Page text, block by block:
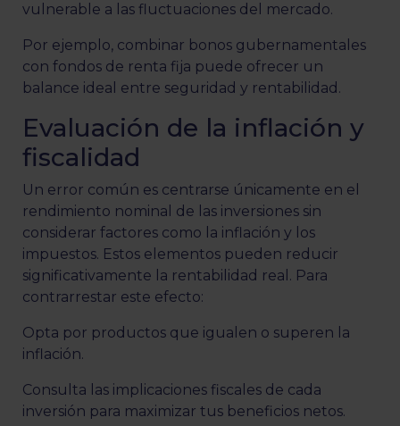
vulnerable a las fluctuaciones del mercado.
Por ejemplo, combinar bonos gubernamentales
con fondos de renta fija puede ofrecer un
balance ideal entre seguridad y rentabilidad.
Evaluación de la inflación y
fiscalidad
Un error común es centrarse únicamente en el
rendimiento nominal de las inversiones sin
considerar factores como la inflación y los
impuestos. Estos elementos pueden reducir
significativamente la rentabilidad real. Para
contrarrestar este efecto:
Opta por productos que igualen o superen la
inflación.
Consulta las implicaciones fiscales de cada
inversión para maximizar tus beneficios netos.